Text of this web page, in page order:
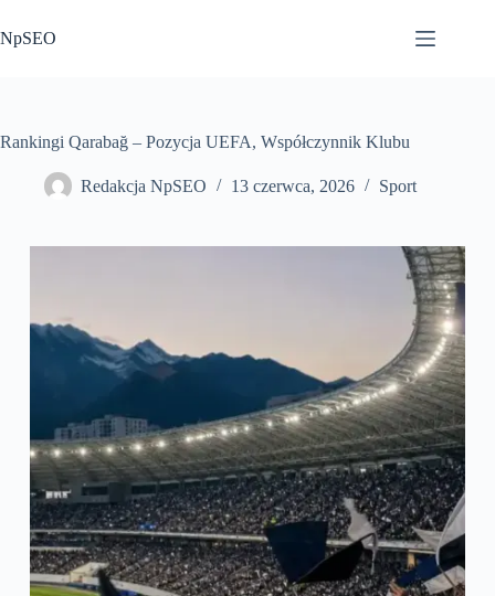
do
treści
NpSEO
Rankingi Qarabağ – Pozycja UEFA, Współczynnik Klubu
Redakcja NpSEO 13 czerwca, 2026 Sport